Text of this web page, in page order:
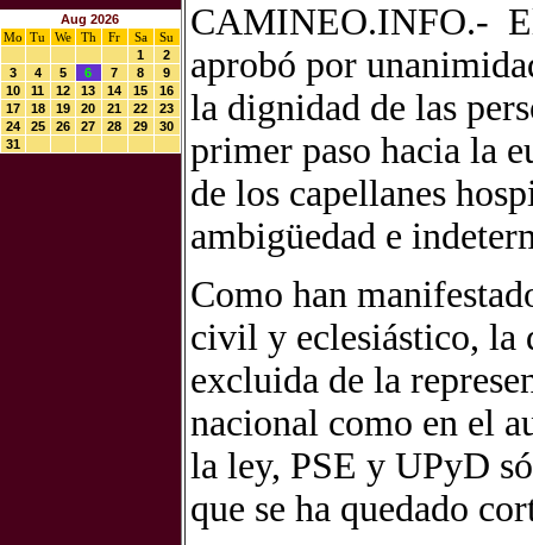
Aug 2026
Mo
Tu We Th Fr Sa
Su
1
2
3
4 5 6 7 8
9
10
11 12 13 14 15
16
17
18 19 20 21 22
23
24
25 26 27 28 29
30
31
CAMINEO.INFO.- El
aprobó por
la dignidad de las
primer paso hacia la
de los capellanes
ambigüedad e
Como han
civil y eclesiástico, la
excluida de la
nacional como en el
la ley, PSE y UPyD
que se ha quedado